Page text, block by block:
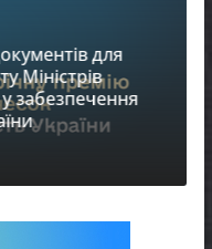
для
Міністрів
забезпечення